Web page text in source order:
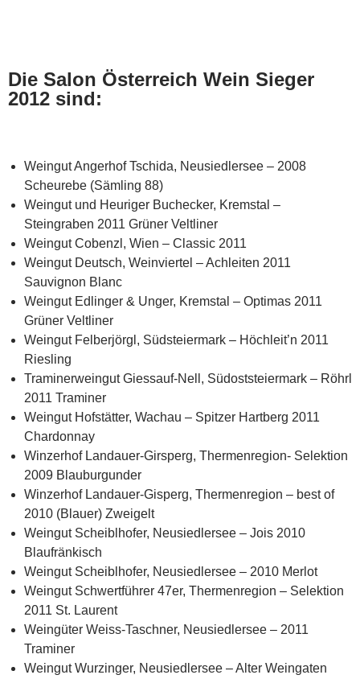
Die Salon Österreich Wein Sieger
2012 sind:
Weingut Angerhof Tschida, Neusiedlersee – 2008
Scheurebe (Sämling 88)
Weingut und Heuriger Buchecker, Kremstal –
Steingraben 2011 Grüner Veltliner
Weingut Cobenzl, Wien – Classic 2011
Weingut Deutsch, Weinviertel – Achleiten 2011
Sauvignon Blanc
Weingut Edlinger & Unger, Kremstal – Optimas 2011
Grüner Veltliner
Weingut Felberjörgl, Südsteiermark – Höchleit’n 2011
Riesling
Traminerweingut Giessauf-Nell, Südoststeiermark – Röhrl
2011 Traminer
Weingut Hofstätter, Wachau – Spitzer Hartberg 2011
Chardonnay
Winzerhof Landauer-Girsperg, Thermenregion- Selektion
2009 Blauburgunder
Winzerhof Landauer-Gisperg, Thermenregion – best of
2010 (Blauer) Zweigelt
Weingut Scheiblhofer, Neusiedlersee – Jois 2010
Blaufränkisch
Weingut Scheiblhofer, Neusiedlersee – 2010 Merlot
Weingut Schwertführer 47er, Thermenregion – Selektion
2011 St. Laurent
Weingüter Weiss-Taschner, Neusiedlersee – 2011
Traminer
Weingut Wurzinger, Neusiedlersee – Alter Weingaten